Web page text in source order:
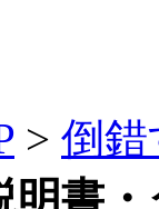
> 倒
明書